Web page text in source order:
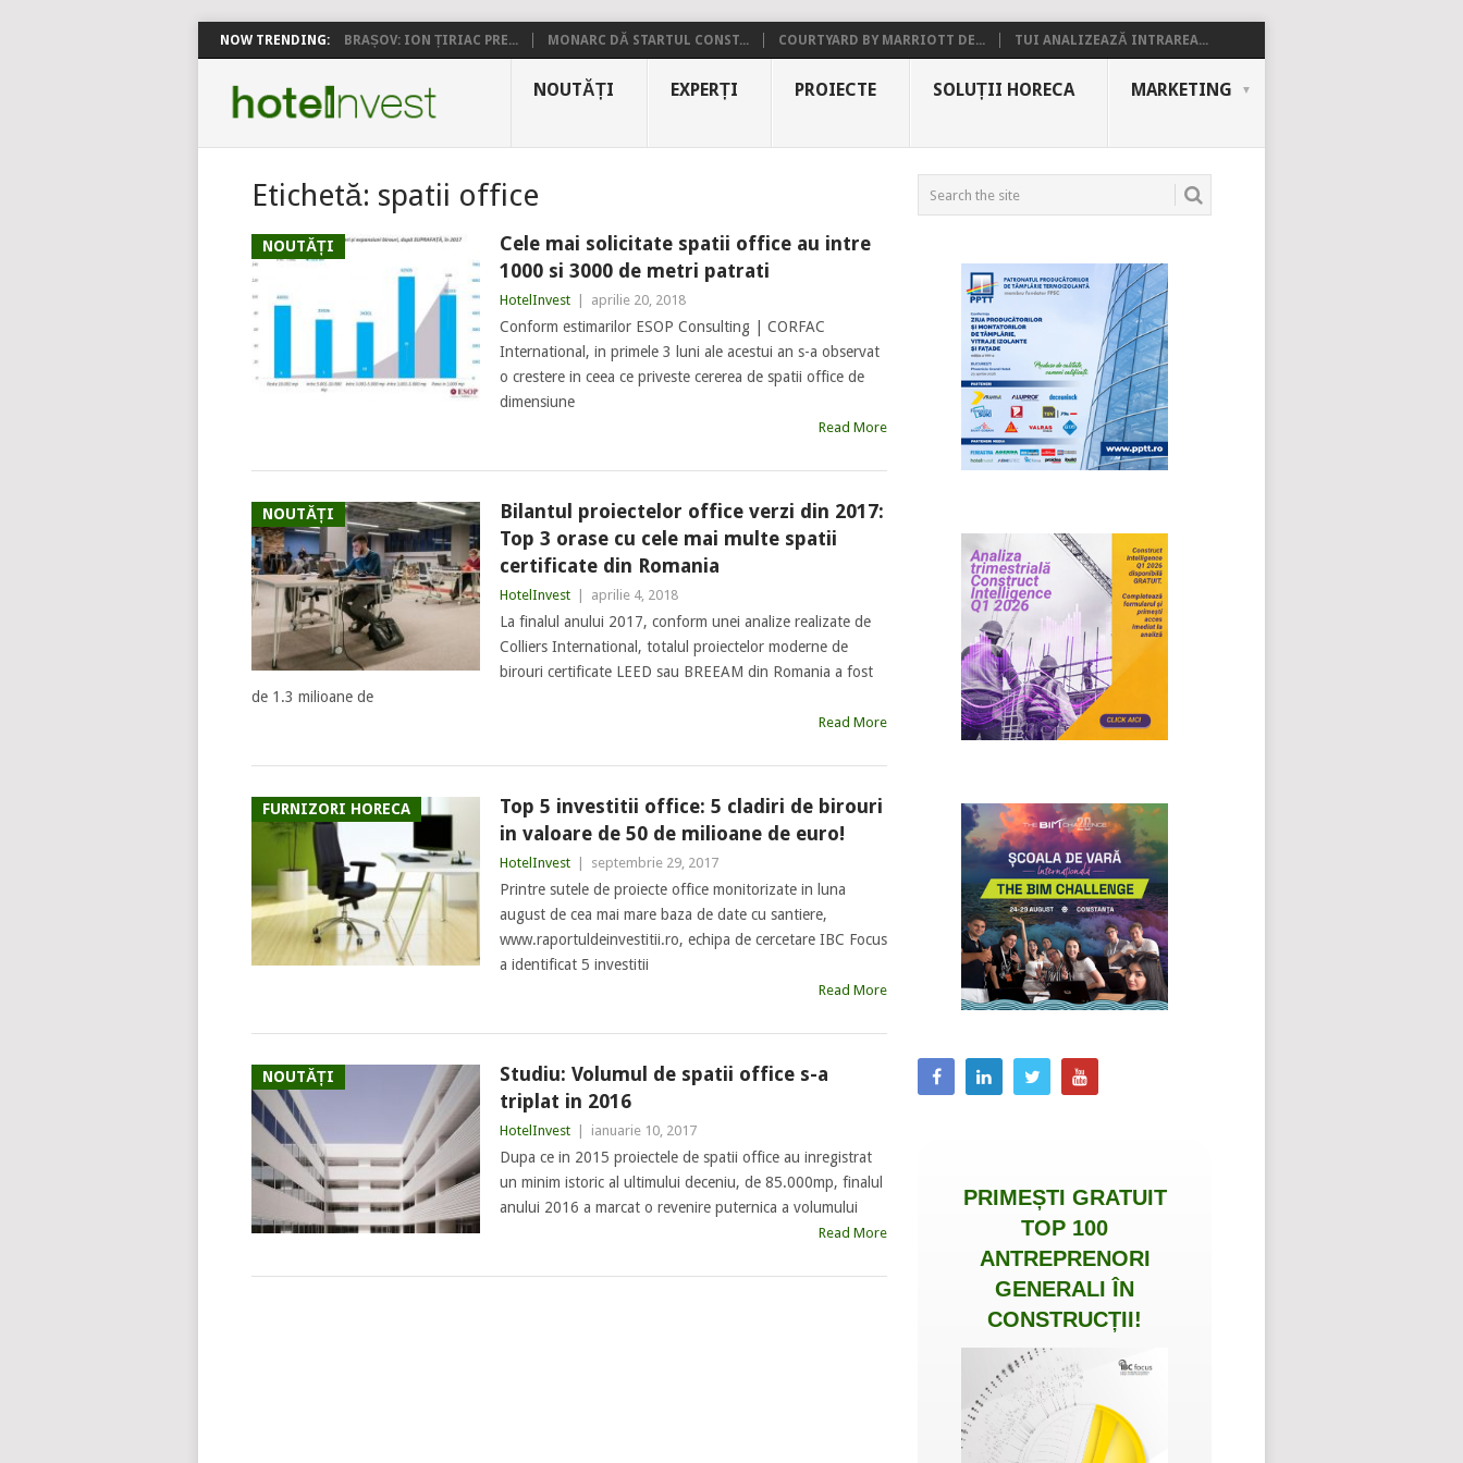
NOW TRENDING: BRAȘOV: ION ȚIRIAC PRE... MONARC DĂ STARTUL CONST... COURTYARD BY MARRIOTT DE... TUI ANALIZEAZĂ INTRAREA...
NOUTĂȚI EXPERȚI PROIECTE SOLUȚII HORECA MARKETING
Etichetă: spatii office
NOUTĂȚI
Cele mai solicitate spatii office au intre
1000 si 3000 de metri patrati
HotelInvest aprilie 20, 2018
Conform estimarilor ESOP Consulting | CORFAC
International, in primele 3 luni ale acestui an s-a observat
o crestere in ceea ce priveste cererea de spatii office de
dimensiune
Read More
NOUTĂȚI
Bilantul proiectelor office verzi din 2017:
Top 3 orase cu cele mai multe spatii
certificate din Romania
HotelInvest aprilie 4, 2018
La finalul anului 2017, conform unei analize realizate de
Colliers International, totalul proiectelor moderne de
birouri certificate LEED sau BREEAM din Romania a fost
de 1.3 milioane de
Read More
FURNIZORI HORECA
Top 5 investitii office: 5 cladiri de birouri
in valoare de 50 de milioane de euro!
HotelInvest septembrie 29, 2017
Printre sutele de proiecte office monitorizate in luna
august de cea mai mare baza de date cu santiere,
www.raportuldeinvestitii.ro, echipa de cercetare IBC Focus
a identificat 5 investitii
Read More
NOUTĂȚI
Studiu: Volumul de spatii office s-a
triplat in 2016
HotelInvest ianuarie 10, 2017
Dupa ce in 2015 proiectele de spatii office au inregistrat
un minim istoric al ultimului deceniu, de 85.000mp, finalul
anului 2016 a marcat o revenire puternica a volumului
Read More
PRIMEȘTI GRATUIT
TOP 100
ANTREPRENORI
GENERALI ÎN
CONSTRUCȚII!